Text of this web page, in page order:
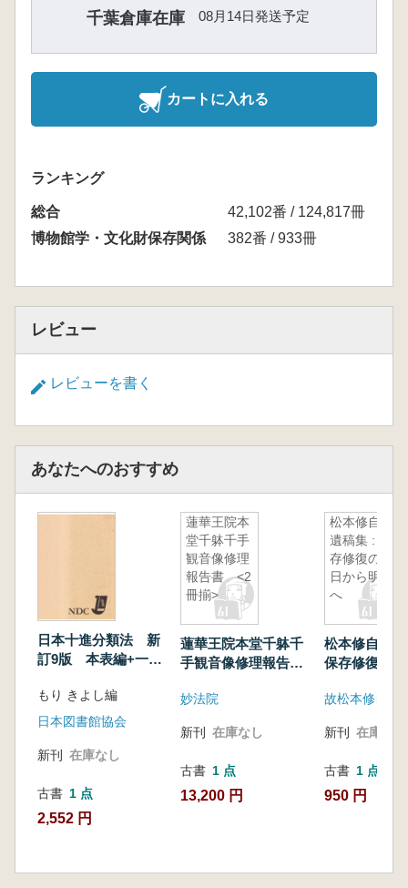
千葉倉庫在庫
08月14日発送予定
カートに入れる
ランキング
総合
42,102番 / 124,817冊
博物館学・文化財保存関係
382番 / 933冊
レビュー
レビューを書く
あなたへのおすすめ
日本十進分類法 新
訂9版 本表編+一般
もり きよし編
日本図書館協会
新刊 在庫なし
古書 1 点
2,552 円
蓮華王院本
堂千躰千手
観音像修理
報告書 <2
冊揃>
蓮華王院本堂千躰千
手観音像修理報告
妙法院
新刊 在庫なし
古書 1 点
13,200 円
松本修自氏
遺稿集 : 保
存修復の昨
日から明日
へ
松本修自氏
保存修復の
新刊 在庫なし
古書 1 点
950 円